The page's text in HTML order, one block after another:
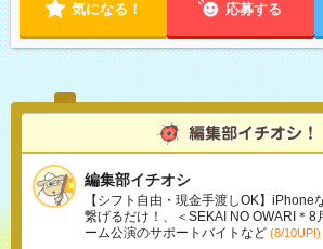
気になる！ 応募する
編集部イチオシ
【シフト自由・現金手渡しOK】iPhone
繋げるだけ！、＜SEKAI NO OWARI＊8
ーム公演のサポートバイトなど (8/10UP!)